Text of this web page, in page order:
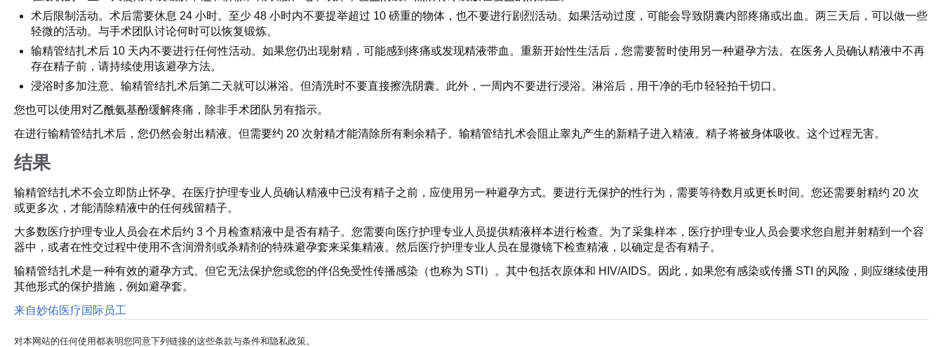
术后限制活动。术后需要休息 24 小时。至少 48 小时内不要提举超过 10 磅重的物体，也不要进行剧烈活动。如果活动过度，可能会导致阴囊内部疼痛或出血。两三天后，可以做一些
轻微的活动。与手术团队讨论何时可以恢复锻炼。
输精管结扎术后 10 天内不要进行任何性活动。如果您仍出现射精，可能感到疼痛或发现精液带血。重新开始性生活后，您需要暂时使用另一种避孕方法。在医务人员确认精液中不再
存在精子前，请持续使用该避孕方法。
浸浴时多加注意。输精管结扎术后第二天就可以淋浴。但清洗时不要直接擦洗阴囊。此外，一周内不要进行浸浴。淋浴后，用干净的毛巾轻轻拍干切口。
您也可以使用对乙酰氨基酚缓解疼痛，除非手术团队另有指示。
在进行输精管结扎术后，您仍然会射出精液。但需要约 20 次射精才能清除所有剩余精子。输精管结扎术会阻止睾丸产生的新精子进入精液。精子将被身体吸收。这个过程无害。
结果
输精管结扎术不会立即防止怀孕。在医疗护理专业人员确认精液中已没有精子之前，应使用另一种避孕方式。要进行无保护的性行为，需要等待数月或更长时间。您还需要射精约 20 次
或更多次，才能清除精液中的任何残留精子。
大多数医疗护理专业人员会在术后约 3 个月检查精液中是否有精子。您需要向医疗护理专业人员提供精液样本进行检查。为了采集样本，医疗护理专业人员会要求您自慰并射精到一个容
器中，或者在性交过程中使用不含润滑剂或杀精剂的特殊避孕套来采集精液。然后医疗护理专业人员在显微镜下检查精液，以确定是否有精子。
输精管结扎术是一种有效的避孕方式。但它无法保护您或您的伴侣免受性传播感染（也称为 STI）。其中包括衣原体和 HIV/AIDS。因此，如果您有感染或传播 STI 的风险，则应继续使用
其他形式的保护措施，例如避孕套。
来自妙佑医疗国际员工
对本网站的任何使用都表明您同意下列链接的这些条款与条件和隐私政策。